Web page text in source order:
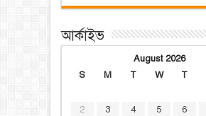
আর্কাইভ
August 2026
S
M T W T
2
3 4 5 6